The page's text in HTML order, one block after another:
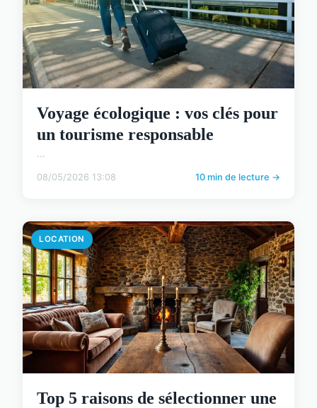
Voyage écologique : vos clés pour
un tourisme responsable
...
08/05/2026 13:08 10 min de lecture →
LOCATION
Top 5 raisons de sélectionner une